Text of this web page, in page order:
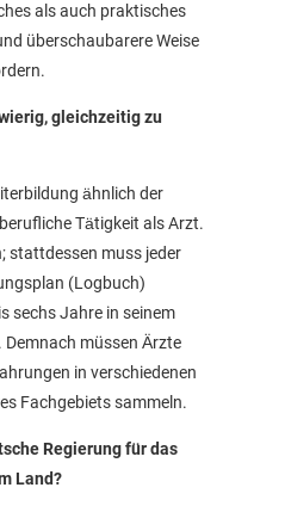
als auch praktisches
überschaubarere Weise
gleichzeitig zu
ähnlich der
Tätigkeit als Arzt.
stattdessen muss jeder
(Logbuch)
sechs Jahre in seinem
müssen Ärzte
in verschiedenen
Fachgebiets sammeln.
Regierung für das
Land?